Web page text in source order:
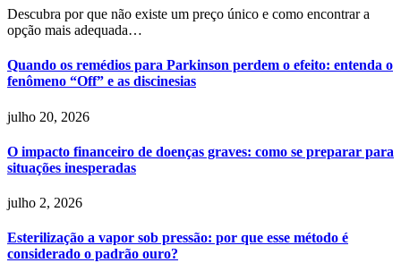
Descubra por que não existe um preço único e como encontrar a
opção mais adequada…
Quando os remédios para Parkinson perdem o efeito: entenda o
fenômeno “Off” e as discinesias
julho 20, 2026
O impacto financeiro de doenças graves: como se preparar para
situações inesperadas
julho 2, 2026
Esterilização a vapor sob pressão: por que esse método é
considerado o padrão ouro?